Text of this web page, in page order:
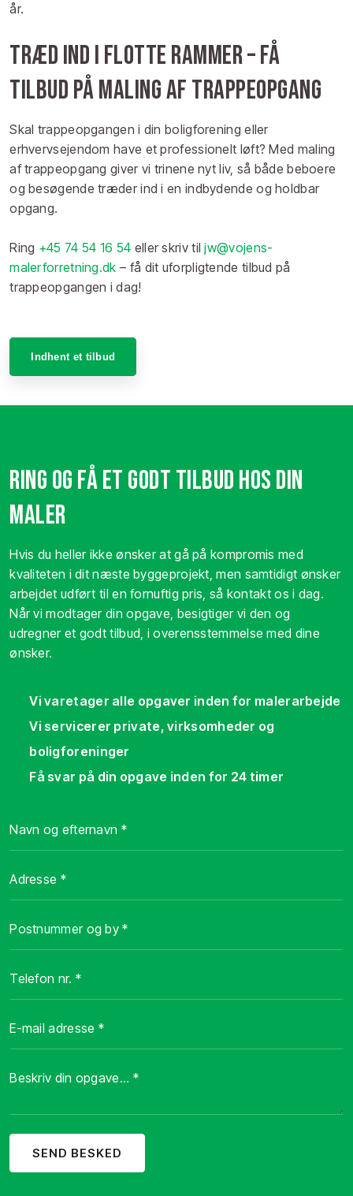
år.
Træd ind i flotte rammer – få
tilbud på maling af trappeopgang
Skal trappeopgangen i din boligforening eller
erhvervsejendom have et professionelt løft? Med maling
af trappeopgang giver vi trinene nyt liv, så både beboere
og besøgende træder ind i en indbydende og holdbar
opgang.
Ring +45 74 54 16 54 eller skriv tiljw@vojens-
malerforretning.dk – få dit uforpligtende tilbud på
trappeopgangen i dag!
Indhent et tilbud​
​Ring og få et godt tilbud hos din
maler
Hvis du heller ikke ønsker at gå på kompromis med
kvaliteten i dit næste byggeprojekt, men samtidigt ønsker
arbejdet udført til en fornuftig pris, så kontakt os i dag.
Når vi modtager din opgave, besigtiger vi den og
udregner et godt tilbud, i overensstemmelse med dine
ønsker.
​Vi varetager alle opgaver inden for malerarbejde
​Vi servicerer private, virksomheder og
boligforeninger
Få svar på din opgave inden for 24 timer